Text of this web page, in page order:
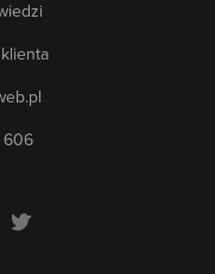
z dostępną ofertą i
możliwości. Oferta jest
idealna propozycja
poszukują inspiracji
606